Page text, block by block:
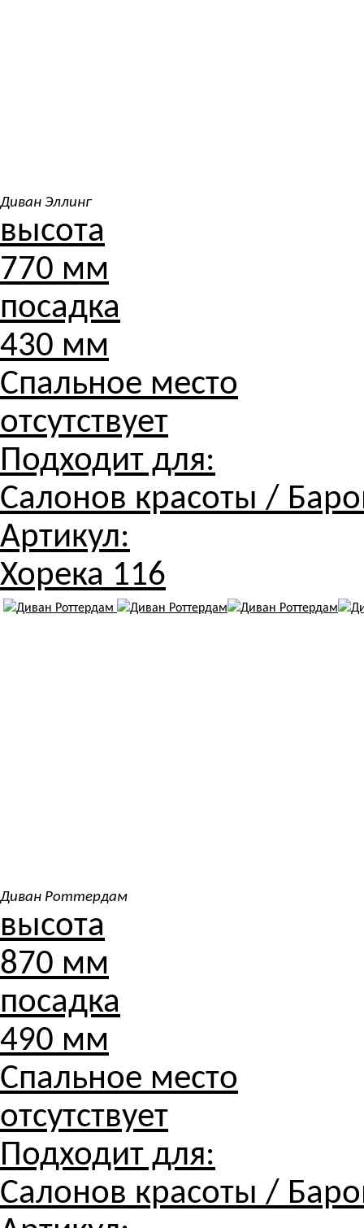
Диван Эллинг
высота
770 мм
посадка
430 мм
Спальное место
отсутствует
Подходит для:
Салонов красоты /
Артикул:
Хорека 116
Диван Роттердам
высота
870 мм
посадка
490 мм
Спальное место
отсутствует
Подходит для:
Салонов красоты /